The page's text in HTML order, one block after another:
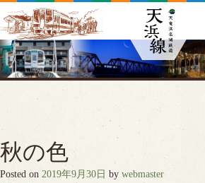
秋の色
Posted on 2019年9月30日 by webmaster